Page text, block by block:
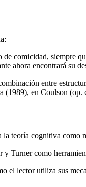
comicidad, siempre
ahora encontrará su
entre
(1989), en Coulson (op.
la teoría cognitiva como
Turner como
el lector utiliza sus